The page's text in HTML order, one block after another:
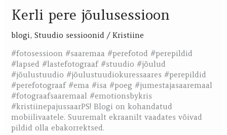
Kerli pere jõulusessioon
blogi,Stuudio sessioonid /Kristiine
#fotosessioon #saaremaa #perefotod #perepildid
#lapsed #lastefotograaf #stuudio #jõulud
#jõulustuudio #jõulustuudiokuressaares #perepildid
#perefotograaf #ema #isa #poeg #jumestajasaaremaal
#fotograafsaaremaal #emotionsbykris
#kristiinepajussaarPS! Blogi on kohandatud
mobiilivaatele. Suuremalt ekraanilt vaadates võivad
pildid olla ebakorrektsed.